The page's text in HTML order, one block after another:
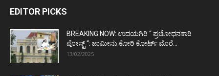
EDITOR PICKS
BREAKING NOW: ಉದಯಗಿರಿ “ ಪ್ರಚೋಧನಕಾರಿ
ಪೋಸ್ಟ್‌ “: ಜಾಮೀನು ಕೋರಿ ಕೋರ್ಟ್‌ ಮೊರೆ...
13/02/2025